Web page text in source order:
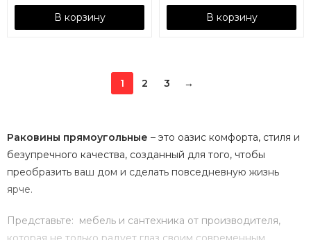
В корзину В корзину
1 2 3 →
Раковины прямоугольные – это оазис комфорта, стиля и
безупречного качества, созданный для того, чтобы
преобразить ваш дом и сделать повседневную жизнь
ярче.
Представьте: мебель и сантехника от производителя,